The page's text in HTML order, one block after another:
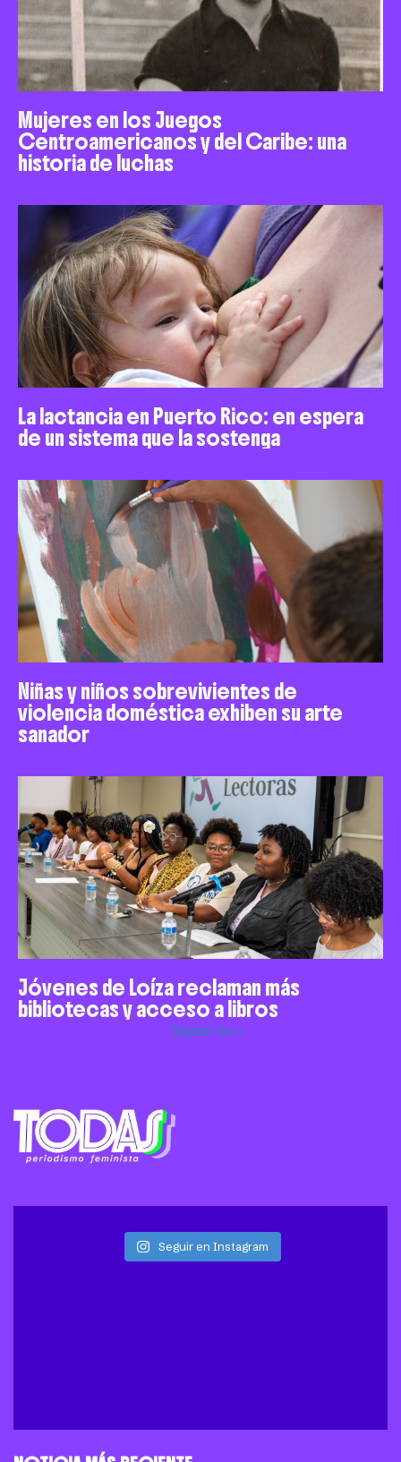
Mujeres en los Juegos
Centroamericanos y del Caribe: una
historia de luchas
La lactancia en Puerto Rico: en espera
de un sistema que la sostenga
Niñas y niños sobrevivientes de
violencia doméstica exhiben su arte
sanador
Jóvenes de Loíza reclaman más
bibliotecas y acceso a libros
Siguiente »
Seguir en Instagram